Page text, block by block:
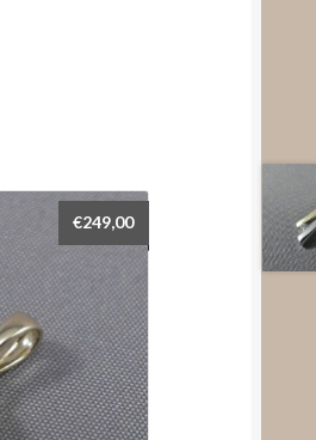
€249,00